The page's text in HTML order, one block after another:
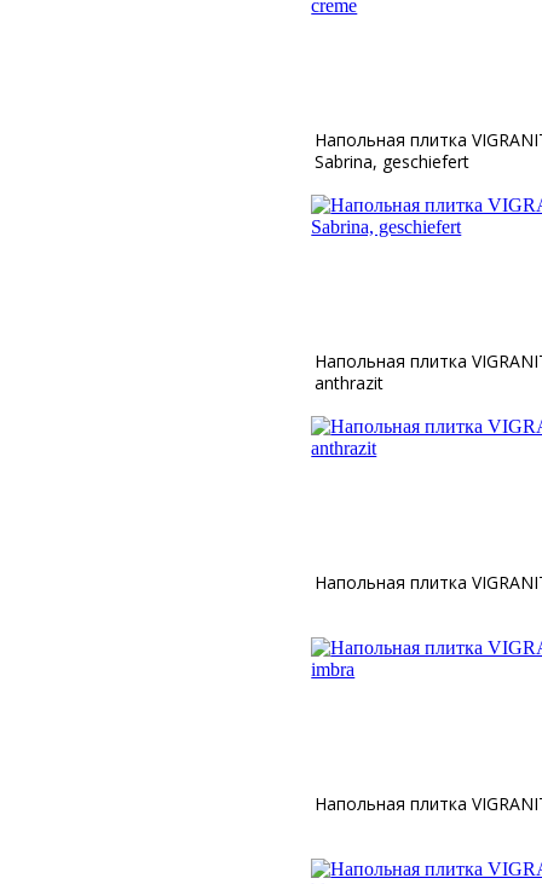
Напольная плитка
Sabrina, geschiefert
Напольная плитка
anthrazit
Напольная плитка
Напольная плитка